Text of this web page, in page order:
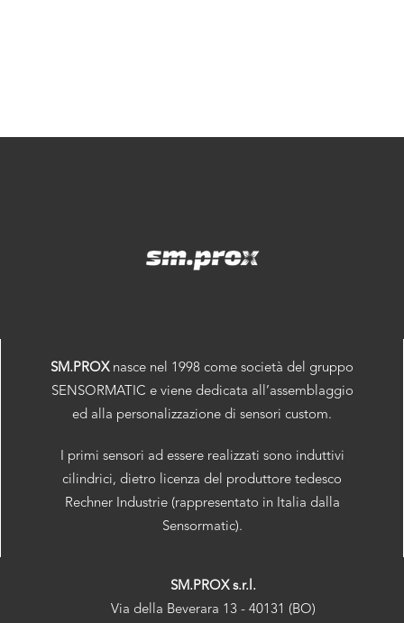
SM.PROXnasce nel 1998 come società del gruppo
SENSORMATIC e viene dedicata all’assemblaggio
ed alla personalizzazione di sensori custom.
I primi sensori ad essere realizzati sono induttivi
cilindrici, dietro licenza del produttore tedesco
Rechner Industrie (rappresentato in Italia dalla
Sensormatic).
SM.PROX s.r.l.
Via della Beverara 13 - 40131 (BO)